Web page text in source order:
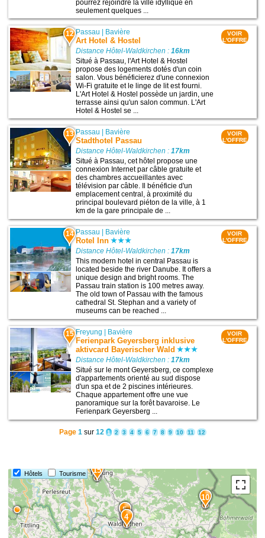
pourrez rejoindre la ville idyllique en
seulement quelques ...
12 Passau | Bavière
Art Hotel & Hostel
Distance Hôtel-Waldkirchen :16km
Situé à Passau, l'Art Hotel & Hostel
propose des logements dotés d'un coin
salon. Vous bénéficierez d'une connexion
Wi-Fi gratuite et le linge de lit est fourni.
L'Art Hotel & Hostel possède un jardin, une
terrasse ainsi qu'un salon commun. L'Art
Hotel & Hostel se ...
VOIR
L'OFFRE
13 Passau Bavière
Stadthotel Passau
Distance Hôtel-Waldkirchen :17km
Situé à Passau, cet hôtel propose une
connexion Internet par câble gratuite et
des chambres accueillantes avec
télévision par câble. Il bénéficie d'un
emplacement central, à proximité du
principal boulevard piéton de la ville, à 1
km de la gare principale de ...
VOIR
L'OFFRE
14 Passau Bavière
Rotel Inn
Distance Hôtel-Waldkirchen :17km
This modern hotel in central Passau is
located beside the river Danube. It offers a
unique design and bright rooms. The
Passau train station is 100 metres away.
The old town of Passau with the famous
cathedral St. Stephan and a variety of
museums can be reached ...
VOIR
L'OFFRE
15 Freyung Bavière
Ferienpark Geyersberg inklusive
aktivcard Bayerischer Wald
Distance Hôtel-Waldkirchen :17km
Situé sur le mont Geyersberg, ce complexe
d'appartements orienté au sud dispose
d'un spa et de 2 piscines intérieures.
Chaque appartement offre une vue
panoramique sur la forêt bavaroise. Le
Ferienpark Geyersberg ...
VOIR
L'OFFRE
Page 1sur 12 1 2 3 4 5 6 7 8 9 10 11 12
Hôtels Tourisme 15
10
5
4